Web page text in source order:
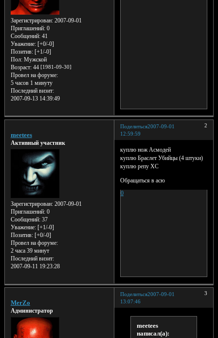
Зарегистрирован: 2007-09-01
Приглашений:0
Сообщений:41
Уважение: [+0/-0]
Позитив: [+1/-0]
Пол:Мужской
Возраст:44 [1981-09-30]
Провел на форуме:
5 часов 1 минуту
Последний визит:
2007-09-13 14:39:49
Поделиться 2
2007-09-01
12:59:59
meetees
Активный участник
Зарегистрирован: 2007-09-01
Приглашений:0
Сообщений:37
Уважение: [+1/-0]
Позитив: [+0/-0]
Провел на форуме:
2 часа 39 минут
Последний визит:
2007-09-11 19:23:28
куплю нож Асмодей
куплю Браслет Убийцы (4 штуки)
куплю репу ХС
Обращаться в асю
0
Поделиться 3
2007-09-01
13:07:46
MerZo
Администратор
meetees
написал(а):